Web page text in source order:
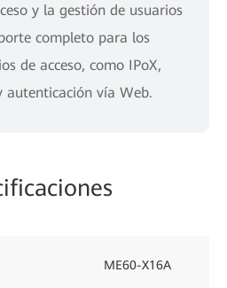
y la gestión de usuarios
completo para los
de acceso, como IPoX,
autenticación vía Web.
ME60-X16A